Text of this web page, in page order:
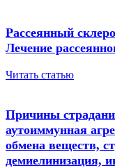
Рассеянный
Лечение
Читать статью
Причины
аутоиммунная
обмена веществ,
демиелинизация,